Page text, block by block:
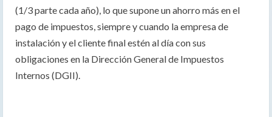
(1/3 parte cada año), lo que supone un ahorro más en el
pago de impuestos, siempre y cuando la empresa de
instalación y el cliente final estén al día con sus
obligaciones en la Dirección General de Impuestos
Internos (DGII).